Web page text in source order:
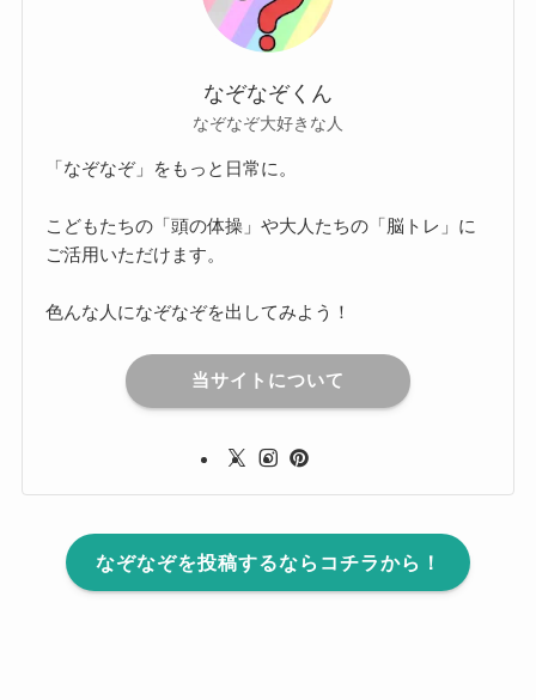
なぞなぞくん
なぞなぞ大好きな人
「なぞなぞ」をもっと日常に。
こどもたちの「頭の体操」や大人たちの「脳トレ」に
ご活用いただけます。
色んな人になぞなぞを出してみよう！
当サイトについて
なぞなぞを投稿するならコチラから！